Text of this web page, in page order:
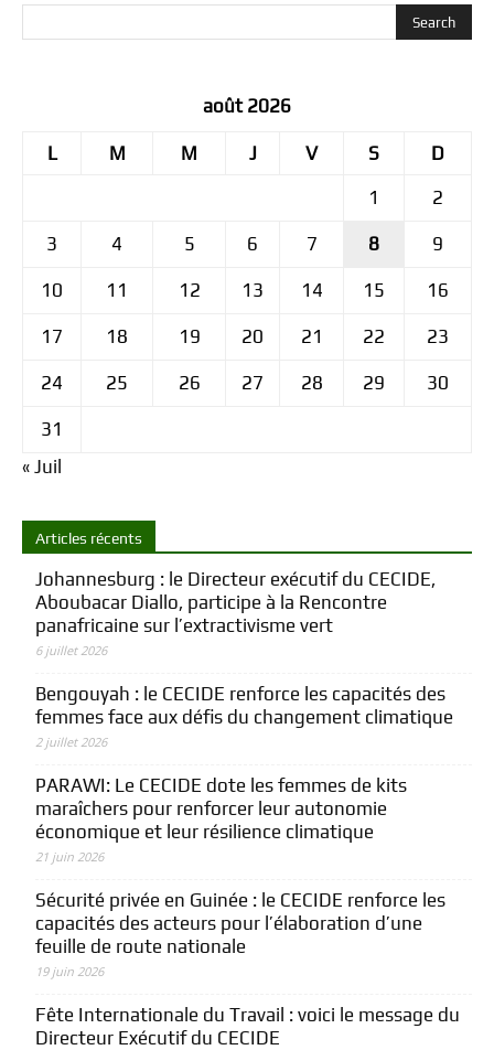
août 2026
L M M J V S
D
1
2
3 4 5 6 7 8 9
10 11 12 13 14 15 16
17 18 19 20 21 22 23
24 25 26 27 28 29 30
31
« Juil
Articles récents
Johannesburg : le Directeur exécutif du CECIDE,
Aboubacar Diallo, participe à la Rencontre
panafricaine sur l’extractivisme vert
6 juillet 2026
Bengouyah : le CECIDE renforce les capacités des
femmes face aux défis du changement climatique
2 juillet 2026
PARAWI: Le CECIDE dote les femmes de kits
maraîchers pour renforcer leur autonomie
économique et leur résilience climatique
21 juin 2026
Sécurité privée en Guinée : le CECIDE renforce les
capacités des acteurs pour l’élaboration d’une
feuille de route nationale
19 juin 2026
Fête Internationale du Travail : voici le message du
Directeur Exécutif du CECIDE